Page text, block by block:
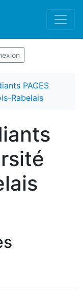
PACES
Rabelais